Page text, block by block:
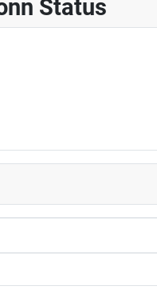
Status